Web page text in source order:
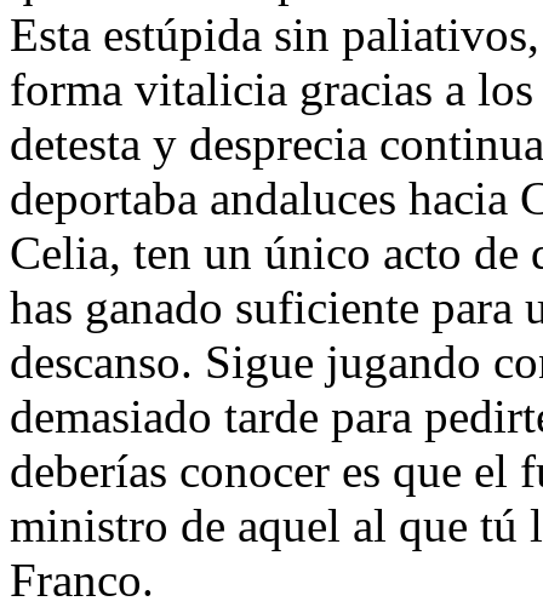
Esta estúpida sin
forma vitalicia gracias a
detesta y desprecia
deportaba andaluces hacia
Celia, ten un único acto
has ganado suficiente para
descanso. Sigue jugando
demasiado tarde para
deberías conocer es que
ministro de aquel al que tú
Franco.